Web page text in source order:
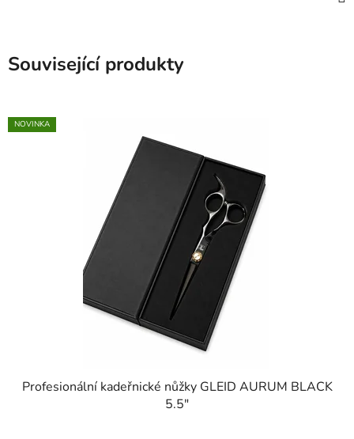
Související produkty
NOVINKA
Profesionální kadeřnické nůžky GLEID AURUM BLACK
5.5″